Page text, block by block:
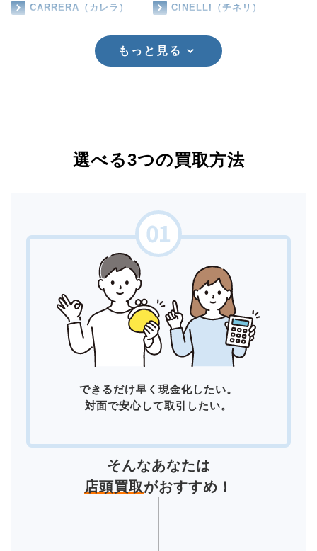
CARRERA（カレラ） CINELLI（チネリ）
もっと見る
選べる3つの買取方法
できるだけ早く現金化したい。
対面で安心して取引したい。
そんなあなたは
店頭買取がおすすめ！